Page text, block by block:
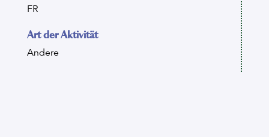
FR
Art der Aktivität
Andere